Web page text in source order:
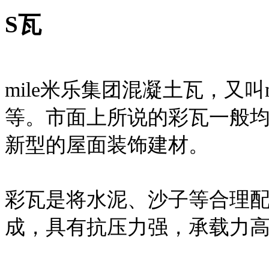
S瓦
mile米乐集团混凝土瓦，又
等。市面上所说的彩瓦一般
新型的屋面装饰建材。
彩瓦是将水泥、沙子等合理
成，具有抗压力强，承载力